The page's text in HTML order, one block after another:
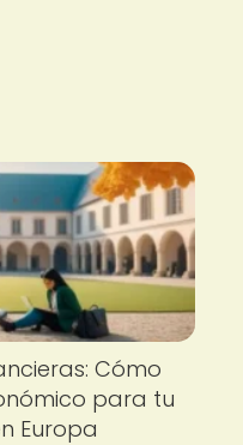
Cómo
para tu
Europa